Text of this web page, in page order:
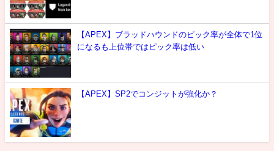
【APEX】ブラッドハウンドのピック率が全体で1位
になるも上位帯ではピック率は低い
【APEX】SP2でコンジットが強化か？